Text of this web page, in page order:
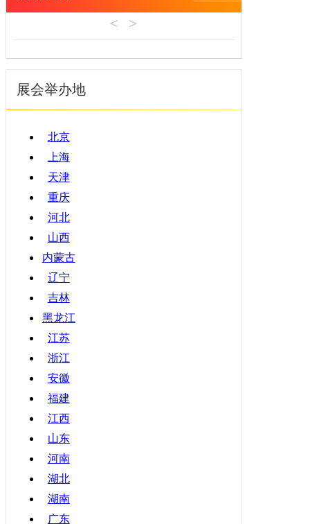
展会举办地
北京
上海
天津
重庆
河北
山西
内蒙古
辽宁
吉林
黑龙江
江苏
浙江
安徽
福建
江西
山东
河南
湖北
湖南
广东